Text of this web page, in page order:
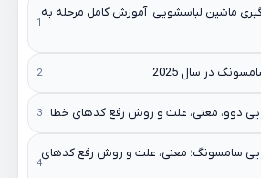
ماشین لباسشویی؛ آموزش کامل مرحله به
در سال 2025
دوو، معنی، علت و روش رفع کدهای خطا
سامسونگ؛ معنی، علت و روش رفع کدهای